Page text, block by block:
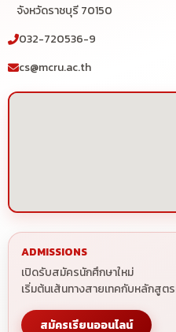
จังหวัดราชบุรี 70150
032-720536-9
cs@mcru.ac.th
ADMISSIONS
เปิดรับสมัครนักศึกษาใหม่
เริ่มต้นเส้นทางสายเทคกับหลักสู
สมัครเรียนออนไลน์